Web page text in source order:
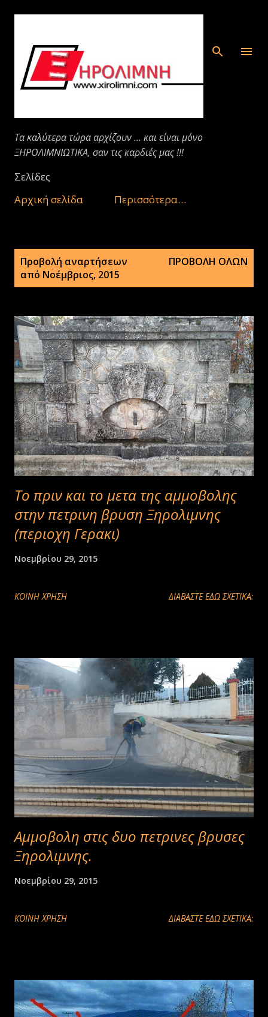
Μετάβαση στο κύριο περιεχόμενο
Τα καλύτερα τώρα αρχίζουν ... και είναι μόνο
ΞΗΡΟΛΙΜΝΙΩΤΙΚΑ, σαν τις καρδιές μας !!!
Σελίδες
Αρχική σελίδα
Περισσότερα…
Προβολή αναρτήσεων
από Νοέμβριος, 2015
ΠΡΟΒΟΛΉ ΌΛΩΝ
Το πριν και το μετα της αμμοβολης
στην πετρινη βρυση Ξηρολιμνης
(περιοχη Γερακι)
Νοεμβρίου 29, 2015
ΚΟΙΝΉ ΧΡΉΣΗ ΔΙΑΒΑΣΤΕ ΕΔΩ ΣΧΕΤΙΚΑ:
Αμμοβολη στις δυο πετρινες βρυσες
Ξηρολιμνης.
Νοεμβρίου 29, 2015
ΚΟΙΝΉ ΧΡΉΣΗ ΔΙΑΒΑΣΤΕ ΕΔΩ ΣΧΕΤΙΚΑ: